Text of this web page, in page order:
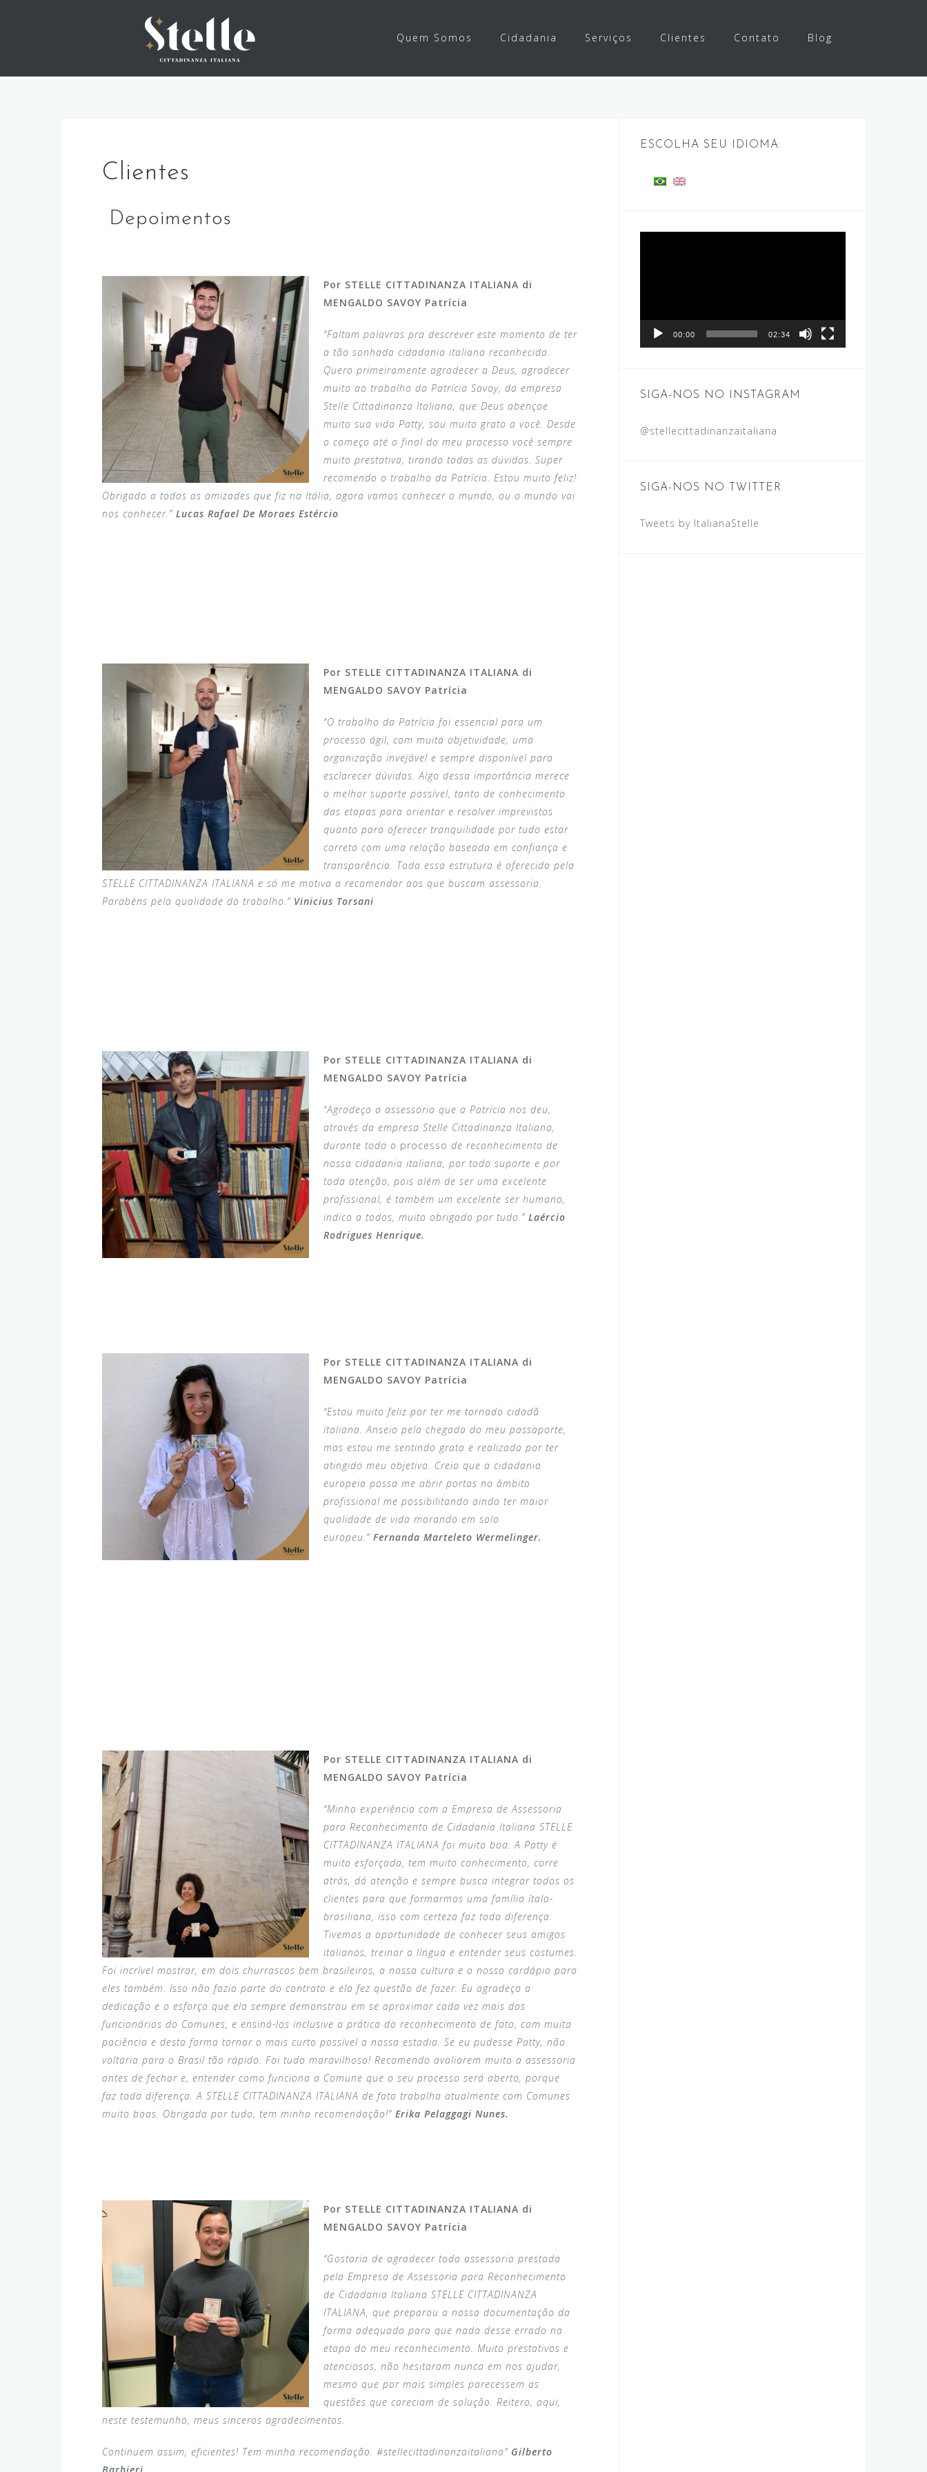
Quem Somos Cidadania Serviços Clientes Contato Blog
Clientes
Depoimentos
Por STELLE CITTADINANZA ITALIANA di
MENGALDO SAVOY Patrícia
“Faltam palavras pra descrever este momento de ter
a tão sonhada cidadania italiana reconhecida.
Quero primeiramente agradecer a Deus, agradecer
muito ao trabalho da Patrícia Savoy, da empresa
Stelle Cittadinanza Italiana, que Deus abençoe
muito sua vida Patty, sou muito grato a você. Desde
o começo até o final do meu processo você sempre
muito prestativa, tirando todas as dúvidas. Super
recomendo o trabalho da Patrícia. Estou muito feliz!
Obrigado a todas as amizades que fiz na Itália, agora vamos conhecer o mundo, ou o mundo vai
nos conhecer.” Lucas Rafael De Moraes Estércio
Por STELLE CITTADINANZA ITALIANA di
MENGALDO SAVOY Patrícia
“O trabalho da Patrícia foi essencial para um
processo ágil, com muita objetividade, uma
organização invejável e sempre disponível para
esclarecer dúvidas. Algo dessa importância merece
o melhor suporte possível, tanto de conhecimento
das etapas para orientar e resolver imprevistos
quanto para oferecer tranquilidade por tudo estar
correto com uma relação baseada em confiança e
transparência. Toda essa estrutura é oferecida pela
STELLE CITTADINANZA ITALIANA e só me motiva a recomendar aos que buscam assessoria.
Parabéns pela qualidade do trabalho.” Vinicius Torsani
Por STELLE CITTADINANZA ITALIANA di
MENGALDO SAVOY Patrícia
“Agradeço a assessoria que a Patrícia nos deu,
através da empresa Stelle Cittadinanza Italiana,
durante todo o processo de reconhecimento de
nossa cidadania italiana, por todo suporte e por
toda atenção, pois além de ser uma excelente
profissional, é também um excelente ser humano,
indico a todos, muito obrigado por tudo.” Laércio
Rodrigues Henrique.
Por STELLE CITTADINANZA ITALIANA di
MENGALDO SAVOY Patrícia
“Estou muito feliz por ter me tornado cidadã
italiana. Anseio pela chegada do meu passaporte,
mas estou me sentindo grata e realizada por ter
atingido meu objetivo. Creio que a cidadania
europeia possa me abrir portas no âmbito
profissional me possibilitando ainda ter maior
qualidade de vida morando em solo
europeu.” Fernanda Marteleto Wermelinger.
Por STELLE CITTADINANZA ITALIANA di
MENGALDO SAVOY Patrícia
“Minha experiência com a Empresa de Assessoria
para Reconhecimento de Cidadania Italiana STELLE
CITTADINANZA ITALIANA foi muito boa. A Patty é
muito esforçada, tem muito conhecimento, corre
atrás, dá atenção e sempre busca integrar todos os
clientes para que formarmos uma família ítalo-
brasiliana, isso com certeza faz toda diferença.
Tivemos a oportunidade de conhecer seus amigos
italianos, treinar a língua e entender seus costumes.
Foi incrível mostrar, em dois churrascos bem brasileiros, a nossa cultura e o nosso cardápio para
eles também. Isso não fazia parte do contrato e ela fez questão de fazer. Eu agradeço a
dedicação e o esforço que ela sempre demonstrou em se aproximar cada vez mais dos
funcionários do Comunes, e ensiná-los inclusive a prática do reconhecimento de fato, com muita
paciência e desta forma tornar o mais curto possível a nossa estadia. Se eu pudesse Patty, não
voltaria para o Brasil tão rápido. Foi tudo maravilhoso! Recomendo avaliarem muito a assessoria
antes de fechar e, entender como funciona a Comune que o seu processo será aberto, porque
faz toda diferença. A STELLE CITTADINANZA ITALIANA de fato trabalha atualmente com Comunes
muito boas. Obrigada por tudo, tem minha recomendação!” Erika Pelaggagi Nunes.
Por STELLE CITTADINANZA ITALIANA di
MENGALDO SAVOY Patrícia
“Gostaria de agradecer toda assessoria prestada
pela Empresa de Assessoria para Reconhecimento
de Cidadania Italiana STELLE CITTADINANZA
ITALIANA, que preparou a nossa documentação da
forma adequada para que nada desse errado na
etapa do meu reconhecimento. Muito prestativos e
atenciosos, não hesitaram nunca em nos ajudar,
mesmo que por mais simples parecessem as
questões que careciam de solução. Reitero, aqui,
neste testemunho, meus sinceros agradecimentos.
Continuem assim, eficientes! Tem minha recomendação. #stellecittadinanzaitaliana” Gilberto
ESCOLHA SEU IDIOMA:
00:00 02:34
SIGA-NOS NO INSTAGRAM
@stellecittadinanzaitaliana
SIGA-NOS NO TWITTER
Tweets by ItalianaStelle